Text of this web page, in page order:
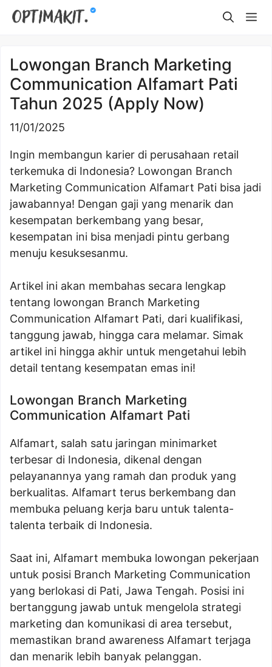
Skip
Lowongan Branch Marketing
Communication Alfamart Pati
Tahun 2025 (Apply Now)
11/01/2025
Ingin membangun karier di perusahaan retail
terkemuka di Indonesia? Lowongan Branch
Marketing Communication Alfamart Pati bisa jadi
jawabannya! Dengan gaji yang menarik dan
kesempatan berkembang yang besar,
kesempatan ini bisa menjadi pintu gerbang
menuju kesuksesanmu.
Artikel ini akan membahas secara lengkap
tentang lowongan Branch Marketing
Communication Alfamart Pati, dari kualifikasi,
tanggung jawab, hingga cara melamar. Simak
artikel ini hingga akhir untuk mengetahui lebih
detail tentang kesempatan emas ini!
Lowongan Branch Marketing
Communication Alfamart Pati
Alfamart, salah satu jaringan minimarket
terbesar di Indonesia, dikenal dengan
pelayanannya yang ramah dan produk yang
berkualitas. Alfamart terus berkembang dan
membuka peluang kerja baru untuk talenta-
talenta terbaik di Indonesia.
Saat ini, Alfamart membuka lowongan pekerjaan
untuk posisi Branch Marketing Communication
yang berlokasi di Pati, Jawa Tengah. Posisi ini
bertanggung jawab untuk mengelola strategi
marketing dan komunikasi di area tersebut,
memastikan brand awareness Alfamart terjaga
dan menarik lebih banyak pelanggan.